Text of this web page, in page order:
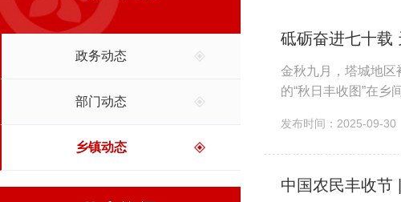
政务动态
部门动态
乡镇动态
砥砺奋进七十载
金秋九月，塔城地
的“秋日丰收图”在
发布时间：2025-09-30
中国农民丰收节